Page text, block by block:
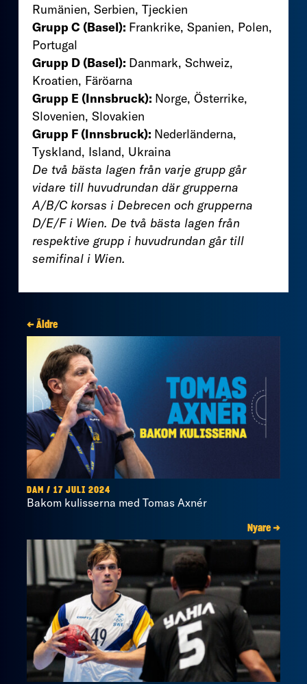
Rumänien, Serbien, Tjeckien
Grupp C (Basel): Frankrike, Spanien, Polen,
Portugal
Grupp D (Basel): Danmark, Schweiz,
Kroatien, Färöarna
Grupp E (Innsbruck): Norge, Österrike,
Slovenien, Slovakien
Grupp F (Innsbruck): Nederländerna,
Tyskland, Island, Ukraina
De två bästa lagen från varje grupp går
vidare till huvudrundan där grupperna
A/B/C korsas i Debrecen och grupperna
D/E/F i Wien. De två bästa lagen från
respektive grupp i huvudrundan går till
semifinal i Wien.
← Äldre
DAM / 17 JULI 2024
Bakom kulisserna med Tomas Axnér
Nyare →